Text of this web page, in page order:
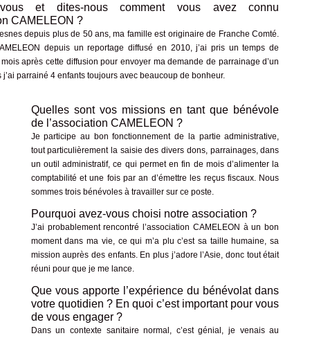
vous et dites-nous comment vous avez connu
CAMELEON ?
depuis plus de 50 ans, ma famille est originaire de Franche Comté.
depuis un reportage diffusé en 2010, j’ai pris un temps de
après cette diffusion pour envoyer ma demande de parrainage d’un
j’ai parrainé 4 enfants toujours avec beaucoup de bonheur.
Quelles sont vos missions en tant que bénévole
de l’association CAMELEON ?
Je participe au bon fonctionnement de la partie administrative,
tout particulièrement la saisie des divers dons, parrainages, dans
un outil administratif, ce qui permet en fin de mois d’alimenter la
comptabilité et une fois par an d’émettre les reçus fiscaux. Nous
sommes trois bénévoles à travailler sur ce poste.
Pourquoi avez-vous choisi notre association ?
J’ai probablement rencontré l’association CAMELEON à un bon
moment dans ma vie, ce qui m’a plu c’est sa taille humaine, sa
mission auprès des enfants. En plus j’adore l’Asie, donc tout était
réuni pour que je me lance.
Que vous apporte l’expérience du bénévolat dans
votre quotidien ? En quoi c’est important pour vous
de vous engager ?
Dans un contexte sanitaire normal, c’est génial, je venais au